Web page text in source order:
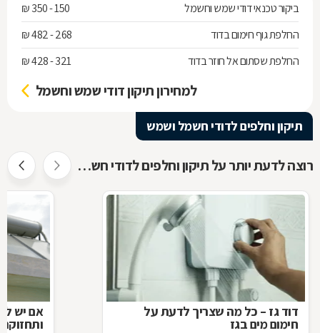
ביקור טכנאי דודי שמש וחשמל
150 - 350 ₪
החלפת גוף חימום בדוד
268 - 482 ₪
החלפת שסתום אל חוזר בדוד
321 - 428 ₪
למחירון תיקון דודי שמש וחשמל
תיקון וחלפים לדודי חשמל ושמש
רוצה לדעת יותר על תיקון וחלפים לדודי חשמל ושמש ?
דוד גז – כל מה שצריך לדעת על
חימום מים בגז
אם יש